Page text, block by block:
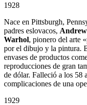
1928
Nace en Pittsburgh,
padres eslovacos,
Warhol, pionero del arte
por el dibujo y la pintura.
envases de productos
reproducciones de gran
de dólar. Falleció a los 58
complicaciones de una
1929